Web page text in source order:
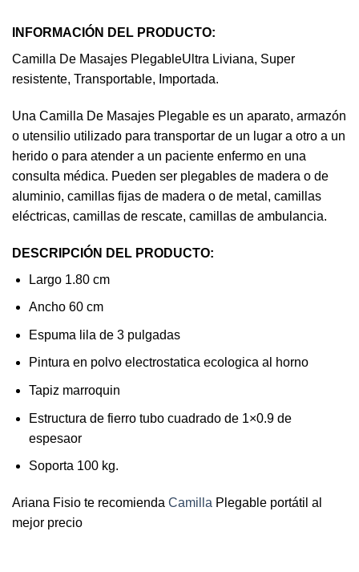
INFORMACIÓN DEL PRODUCTO:
Camilla De Masajes PlegableUltra Liviana, Super
resistente, Transportable, Importada.
Una Camilla De Masajes Plegable es un aparato, armazón
o utensilio utilizado para transportar de un lugar a otro a un
herido o para atender a un paciente enfermo en una
consulta médica. Pueden ser plegables de madera o de
aluminio, camillas fijas de madera o de metal, camillas
eléctricas, camillas de rescate, camillas de ambulancia.
DESCRIPCIÓN DEL PRODUCTO:
Largo 1.80 cm
Ancho 60 cm
Espuma lila de 3 pulgadas
Pintura en polvo electrostatica ecologica al horno
Tapiz marroquin
Estructura de fierro tubo cuadrado de 1×0.9 de
espesaor
Soporta 100 kg.
Ariana Fisio te recomienda Camilla Plegable portátil al
mejor precio